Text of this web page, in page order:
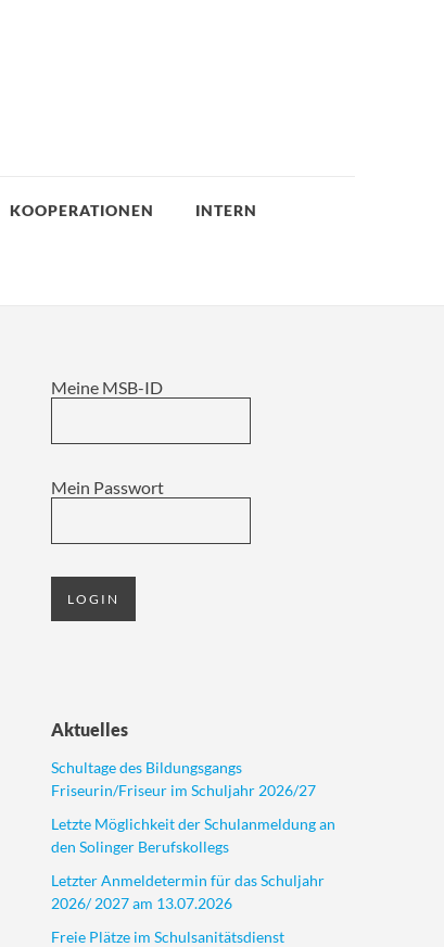
KOOPERATIONEN INTERN
Meine MSB-ID
Mein Passwort
Aktuelles
Schultage des Bildungsgangs
Friseurin/Friseur im Schuljahr 2026/27
Letzte Möglichkeit der Schulanmeldung an
den Solinger Berufskollegs
Letzter Anmeldetermin für das Schuljahr
2026/ 2027 am 13.07.2026
Freie Plätze im Schulsanitätsdienst